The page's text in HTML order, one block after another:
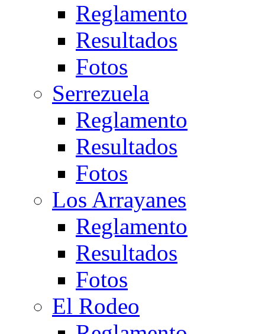
Reglamento
Resultados
Fotos
Serrezuela
Reglamento
Resultados
Fotos
Los Arrayanes
Reglamento
Resultados
Fotos
El Rodeo